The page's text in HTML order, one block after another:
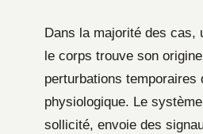
Dans la majorité des cas,
le corps trouve son
perturbations temporaires
physiologique. Le
sollicité, envoie des